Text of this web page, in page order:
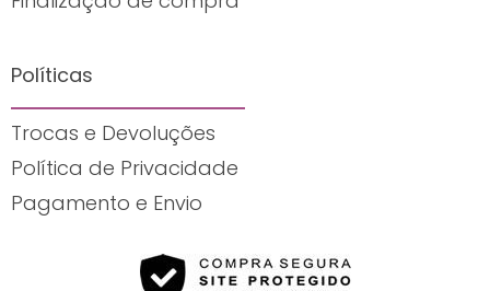
Políticas
Trocas e Devoluções
Política de Privacidade
Pagamento e Envio